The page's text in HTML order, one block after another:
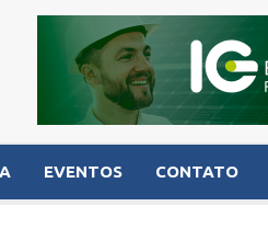
EVENTOS CONTATO